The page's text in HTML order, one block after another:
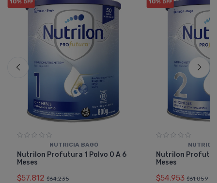
10% OFF
NUTRICIA BAGÓ
Nutrilon Profutura 1 Polvo 0 A 6
Meses
$57.812 $64.235
10% OFF
Nutrilon
Meses
$54.953 $61.059